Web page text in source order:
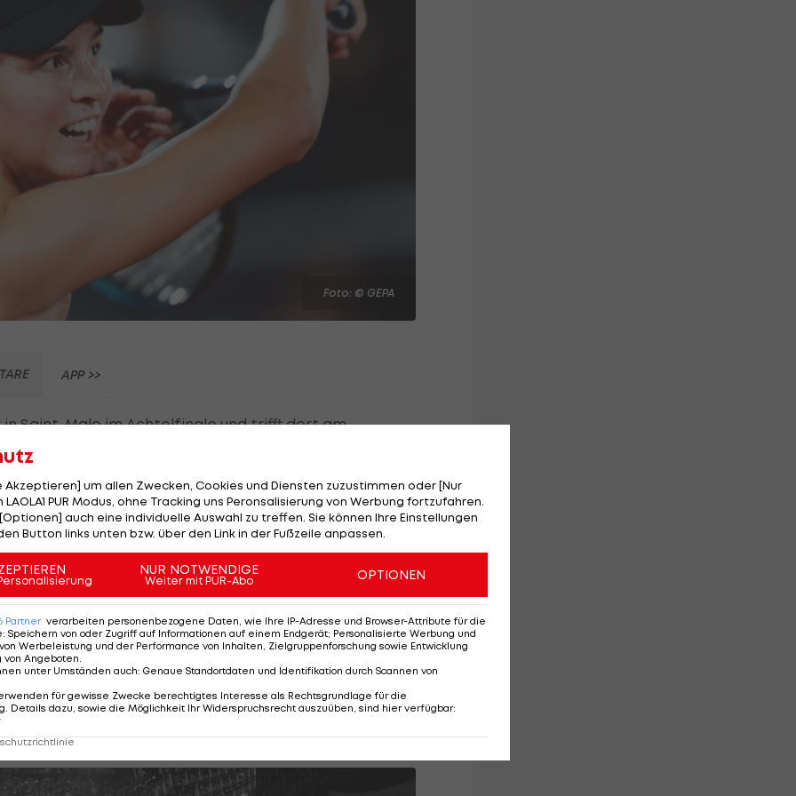
Foto: © GEPA
APP >>
in Saint-Malo im Achtelfinale und trifft dort am
Monnot (um 11:00 Uhr im
gesetzte Österreicherin die Lokalmatadorin
mit 6:0, 6:4.
der ersten Runde gegen Alina Korneeva 6:2, 6:3 durch.
an Position 325.
High in der Weltrangliste, könnte im Live-Ranking
Österreichs
Akzeptieren] um allen Zwecken, Cookies und Diensten zuzustimmen oder [Nur
PUR Modus, ohne Tracking uns Peronsalisierung von Werbung fortzufahren.
auch eine individuelle Auswahl zu treffen. Sie können Ihre Einstellungen
Button links unten bzw. über den Link in der Fußzeile anpassen.
NUR NOTWENDIGE
Weiter mit PUR-Abo OPTIONEN
Partner verarbeiten personenbezogene Daten, wie Ihre IP-Adresse und Browser-Attribute für die
: Speichern von oder Zugriff auf Informationen auf einem Endgerät; Personalisierte Werbung und
Werbeleistung und der Performance von Inhalten, Zielgruppenforschung sowie Entwicklung
von Angeboten.
unter Umständen auch: Genaue Standortdaten und Identifikation durch Scannen von
für gewisse Zwecke berechtigtes Interesse als Rechtsgrundlage für die
Details dazu, sowie die Möglichkeit Ihr Widerspruchsrecht auszuüben, sind hier verfügbar: